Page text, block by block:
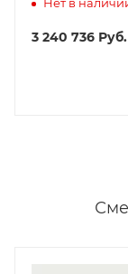
3 240 736 Руб.